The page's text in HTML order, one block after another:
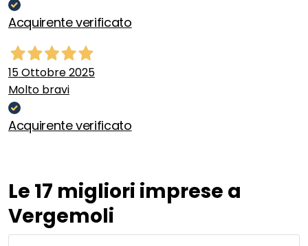
Acquirente verificato
15 Ottobre 2025
Molto bravi
Acquirente verificato
Le 17 migliori imprese a
Vergemoli